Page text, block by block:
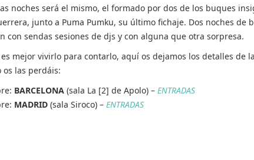
noches será el mismo, el formado por dos de los buques
junto a Puma Pumku, su último fichaje. Dos noches de
con sendas sesiones de djs y con alguna que otra sorpresa.
mejor vivirlo para contarlo, aquí os dejamos los detalles de
las perdáis:
BARCELONA (sala La [2] de Apolo) – ENTRADAS
MADRID (sala Siroco) – ENTRADAS